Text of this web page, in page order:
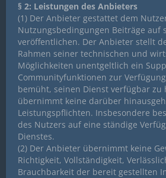
§ 2: Leistungen des Anbieters
(1) Der Anbieter gestattet dem
Nutzungsbedingungen Beiträge auf
veröffentlichen. Der Anbieter stellt
Rahmen seiner technischen und
Möglichkeiten unentgeltlich ein
Communityfunktionen zur
bemüht, seinen Dienst verfügbar zu
übernimmt keine darüber
Leistungspflichten. Insbesondere
des Nutzers auf eine ständige
Dienstes.
(2) Der Anbieter übernimmt keine
Richtigkeit, Vollständigkeit,
Brauchbarkeit der bereit gestellten